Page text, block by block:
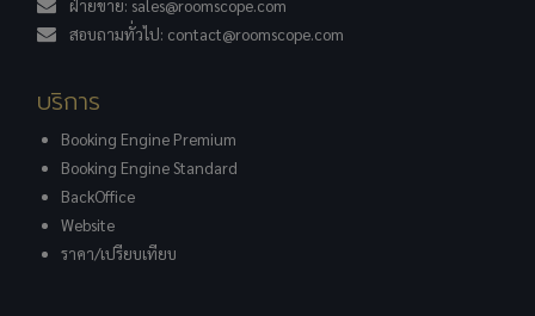
ฝ่ายขาย: sales@roomscope.com
สอบถามทั่วไป: contact@roomscope.com
บริการ
Booking Engine Premium
Booking Engine Standard
BackOffice
Website
ราคา/เปรียบเทียบ